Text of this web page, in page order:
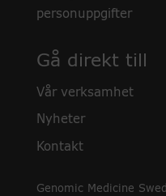
personuppgifter
Gå direkt till
Vår verksamhet
Nyheter
Kontakt
Genomic Medicine